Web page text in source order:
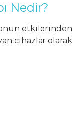
Nedir?
etkilerinden
cihazlar olarak